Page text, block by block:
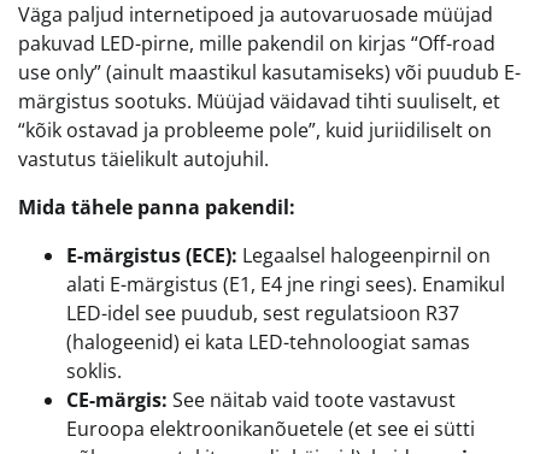
Väga paljud internetipoed ja autovaruosade müüjad
pakuvad LED-pirne, mille pakendil on kirjas “Off-road
use only” (ainult maastikul kasutamiseks) või puudub E-
märgistus sootuks. Müüjad väidavad tihti suuliselt, et
“kõik ostavad ja probleeme pole”, kuid juriidiliselt on
vastutus täielikult autojuhil.
Mida tähele panna pakendil:
E-märgistus (ECE): Legaalsel halogeenpirnil on
alati E-märgistus (E1, E4 jne ringi sees). Enamikul
LED-idel see puudub, sest regulatsioon R37
(halogeenid) ei kata LED-tehnoloogiat samas
soklis.
CE-märgis: See näitab vaid toote vastavust
Euroopa elektroonikanõuetele (et see ei sütti